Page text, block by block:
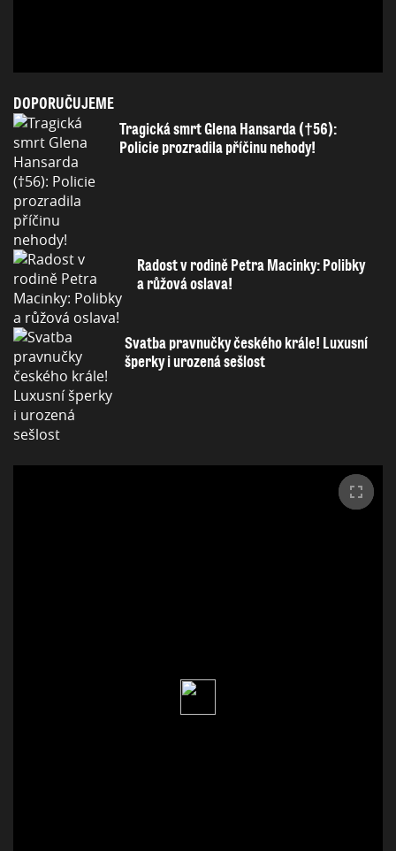
DOPORUČUJEME
Tragická smrt Glena Hansarda (†56):
Policie prozradila příčinu nehody!
Radost v rodině Petra Macinky: Polibky
a růžová oslava!
Svatba pravnučky českého krále! Luxusní
šperky i urozená sešlost